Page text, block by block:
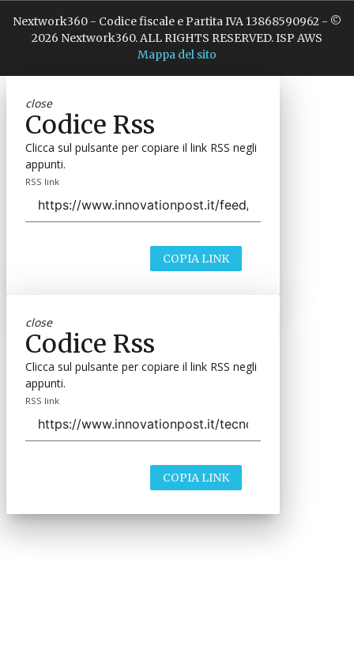
Nextwork360 - Codice fiscale e Partita IVA 13868590962 - ©
2026 Nextwork360. ALL RIGHTS RESERVED. ISP AWS
Mappa del sito
close
Codice Rss
Clicca sul pulsante per copiare il link RSS negli
appunti.
RSS link
COPIA LINK
close
Codice Rss
Clicca sul pulsante per copiare il link RSS negli
appunti.
RSS link
COPIA LINK